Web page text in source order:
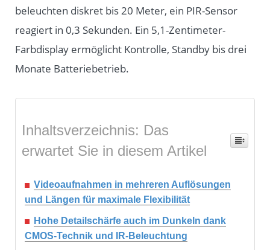
beleuchten diskret bis 20 Meter, ein PIR-Sensor
reagiert in 0,3 Sekunden. Ein 5,1-Zentimeter-
Farbdisplay ermöglicht Kontrolle, Standby bis drei
Monate Batteriebetrieb.
Inhaltsverzeichnis: Das
erwartet Sie in diesem Artikel
Videoaufnahmen in mehreren Auflösungen
und Längen für maximale Flexibilität
Hohe Detailschärfe auch im Dunkeln dank
CMOS-Technik und IR-Beleuchtung